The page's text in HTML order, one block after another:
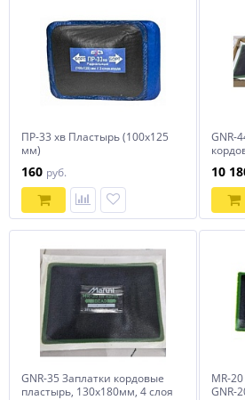
ПР-33 хв Пластырь (100х125
мм)
160 руб.
GNR-
10
GNR-35 Заплатки кордовые
пластырь, 130х180мм, 4 слоя
MR-
GNR-